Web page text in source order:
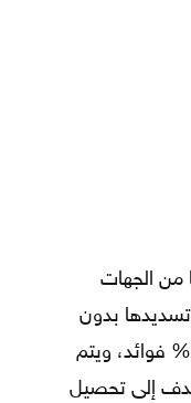
من الجهات
بدون
أي زيادة على أصل القرض، أي يتم إعادتها كما هي بدون فوائد أو أرباح، يعني 0% فوائد، ويتم
إلى تحصيل